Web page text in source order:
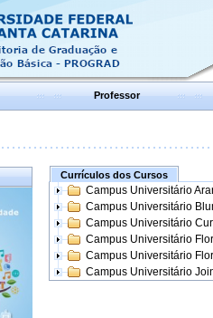
Professor
Currículos dos Cursos
Campus Universitário
Campus Universitário
Campus Universitário
Campus Universitário
Campus Universitário
Campus Universitário